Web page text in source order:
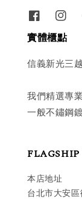
實體櫃點
信義新光三
我們精選專
一般不鏽鋼
FLAGSHIP
本店地址
台北市大安